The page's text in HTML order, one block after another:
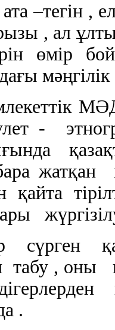
–тегін ,
, ал
өмір
-
жатқан
қайта
сүрген
табу , оны
.